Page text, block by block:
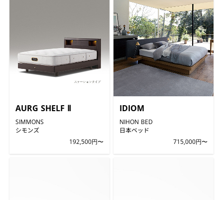
AURG SHELF Ⅱ
SIMMONS
シモンズ
192,500円〜
IDIOM
NIHON BED
日本ベッド
715,000円〜